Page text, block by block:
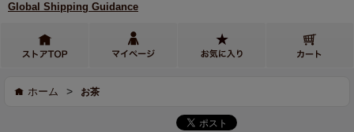
Global Shipping Guidance
ホーム > お茶